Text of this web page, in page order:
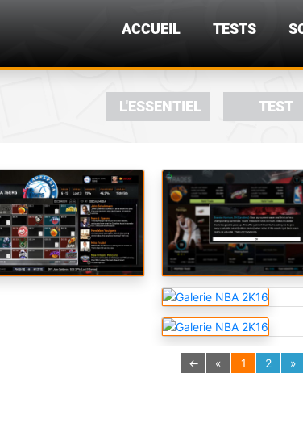
ACCUEIL TESTS
L'ESSENTIEL TEST
← « 1 2 »